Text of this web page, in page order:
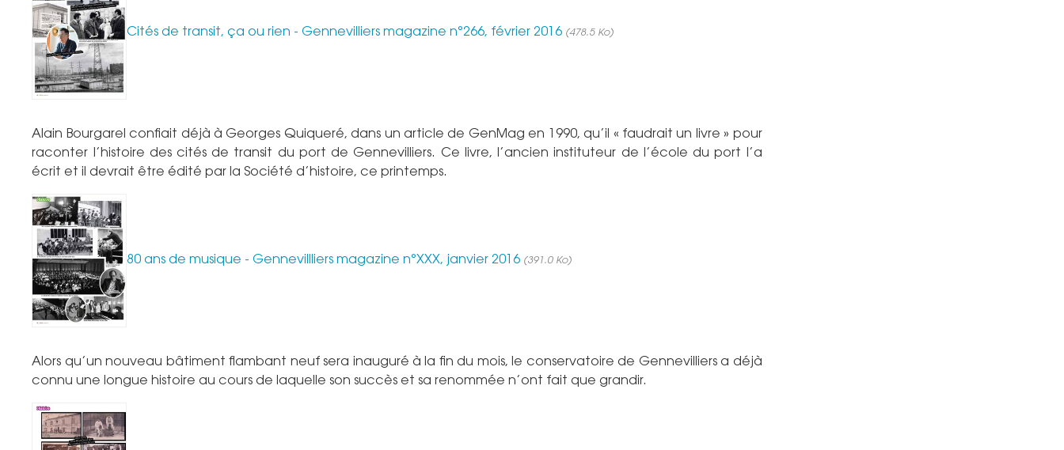
Cités de transit, ça ou rien - Gennevilliers magazine n°266, février 2016 (478.5 Ko)
Alain Bourgarel confiait déjà à Georges Quiqueré, dans un article de GenMag en 1990, qu’il « faudrait un livre » pour
raconter l’histoire des cités de transit du port de Gennevilliers. Ce livre, l’ancien instituteur de l’école du port l’a
écrit et il devrait être édité par la Société d’histoire, ce printemps.
80 ans de musique - Gennevillliers magazine n°XXX, janvier 2016 (391.0 Ko)
Alors qu’un nouveau bâtiment flambant neuf sera inauguré à la fin du mois, le conservatoire de Gennevilliers a déjà
connu une longue histoire au cours de laquelle son succès et sa renommée n’ont fait que grandir.